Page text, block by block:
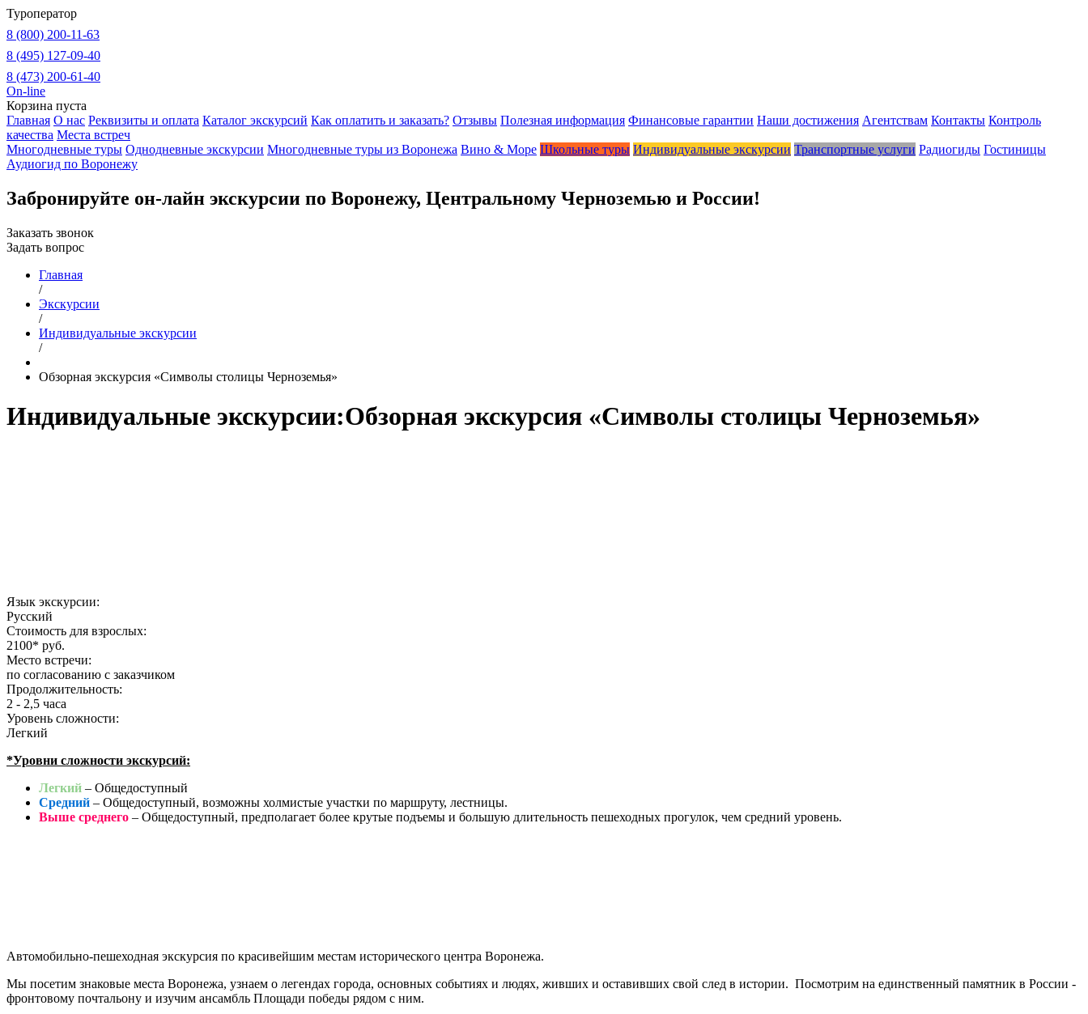
Туроператор
8 (800) 200-11-63
8 (495) 127-09-40
8 (473) 200-61-40
On-line
Корзина пуста
Главная О нас Реквизиты и оплата Каталог экскурсий Как оплатить и заказать? Отзывы Полезная информация Финансовые гарантии Наши достижения Агентствам Контакты Контроль
качества Места встреч
Многодневные туры Однодневные экскурсии Многодневные туры из Воронежа Вино & Море Школьные туры Индивидуальные экскурсии Транспортные услуги Радиогиды Гостиницы
Аудиогид по Воронежу
Забронируйте он-лайн экскурсии по Воронежу, Центральному Черноземью и России!
Заказать звонок
Задать вопрос
Главная
/
Экскурсии
/
Индивидуальные экскурсии
/
Обзорная экскурсия «Символы столицы Черноземья»
Индивидуальные экскурсии:Обзорная экскурсия «Символы столицы Черноземья»
Язык экскурсии:
Русский
Стоимость для взрослых:
2100* руб.
Место встречи:
по согласованию с заказчиком
Продолжительность:
2 - 2,5 часа
Уровень сложности:
Легкий
*Уровни сложности экскурсий:
Легкий – Общедоступный
Средний – Общедоступный, возможны холмистые участки по маршруту, лестницы.
Выше среднего – Общедоступный, предполагает более крутые подъемы и большую длительность пешеходных прогулок, чем средний уровень.
Автомобильно-пешеходная экскурсия по красивейшим местам исторического центра Воронежа.
Мы посетим знаковые места Воронежа, узнаем о легендах города, основных событиях и людях, живших и оставивших свой след в истории. Посмотрим на единственный памятник в России -
фронтовому почтальону и изучим ансамбль Площади победы рядом с ним.